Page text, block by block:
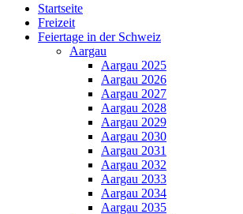
Startseite
Freizeit
Feiertage in der Schweiz
Aargau
Aargau 2025
Aargau 2026
Aargau 2027
Aargau 2028
Aargau 2029
Aargau 2030
Aargau 2031
Aargau 2032
Aargau 2033
Aargau 2034
Aargau 2035